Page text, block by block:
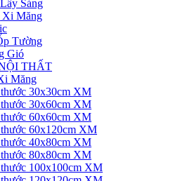
Sáng
Xi Măng
Tường
Gió
THẤT
Măng
30x30cm XM
30x60cm XM
60x60cm XM
60x120cm XM
40x80cm XM
80x80cm XM
100x100cm XM